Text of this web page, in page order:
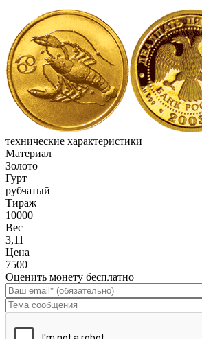
технические характеристики
Материал
Золото
Гурт
рубчатый
Тираж
10000
Вес
3,11
Цена
7500
Оценить монету бесплатно